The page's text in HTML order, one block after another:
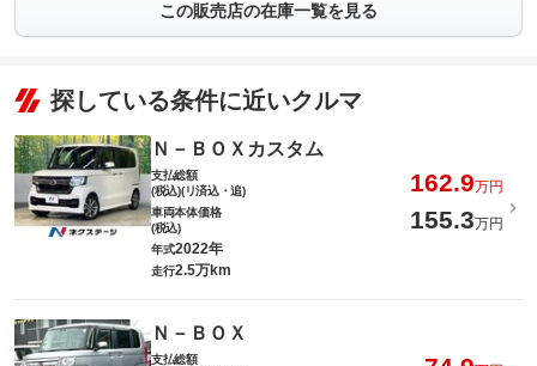
この販売店の在庫一覧を見る
探している条件に近いクルマ
Ｎ－ＢＯＸカスタム
支払総額
(税込)(リ済込・追)
162.9万円
車両本体価格
(税込)
155.3万円
年式2022年
走行2.5万km
Ｎ－ＢＯＸ
支払総額